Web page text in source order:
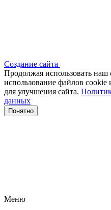
Создание сайта
Продолжая использовать наш
использование файлов
для улучшения сайта.
данных
Понятно
Меню